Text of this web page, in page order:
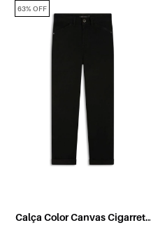
Calça Color Canvas Cigarrete
63% OFF